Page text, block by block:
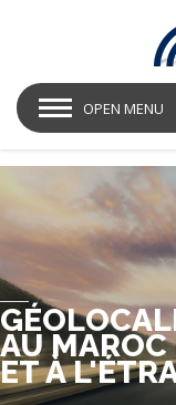
OPEN MENU
ET À
AU MAROC